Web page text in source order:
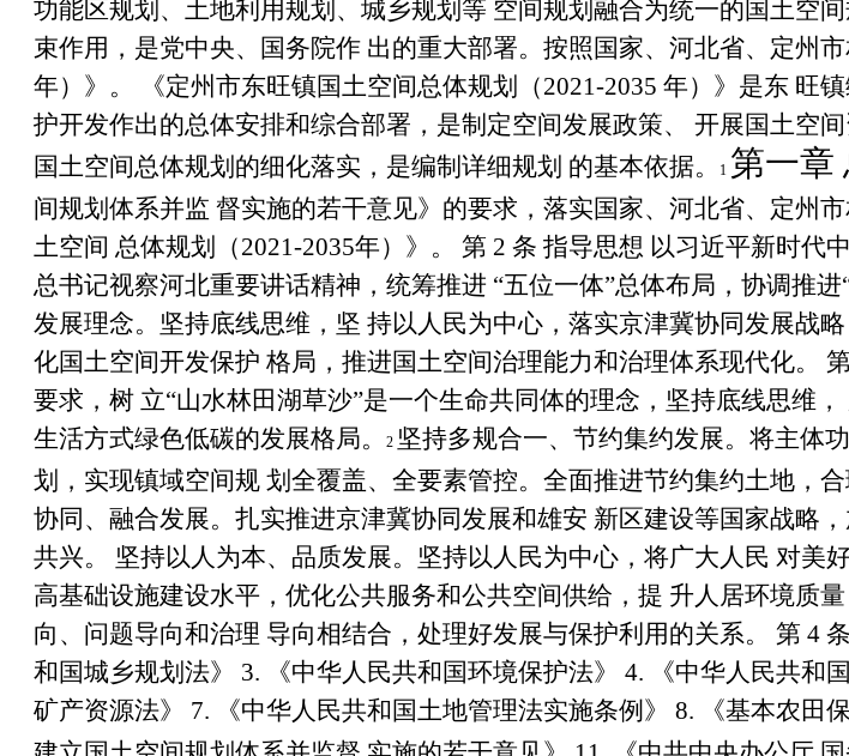
功能区规划、土地利用规划、城乡规划等 空间规划融合为统一的国土空
束作用，是党中央、国务院作 出的重大部署。按照国家、河北省、定州
年）》。 《定州市东旺镇国土空间总体规划（2021-2035 年）》是东 旺
护开发作出的总体安排和综合部署，是制定空间发展政策、 开展国土空
国土空间总体规划的细化落实，是编制详细规划 的基本依据。
1 第一章
间规划体系并监 督实施的若干意见》的要求，落实国家、河北省、定州
土空间 总体规划（2021-2035年）》。 第 2 条 指导思想 以习近平新时代
总书记视察河北重要讲话精神，统筹推进 “五位一体”总体布局，协调推进
发展理念。坚持底线思维，坚 持以人民为中心，落实京津冀协同发展战
化国土空间开发保护 格局，推进国土空间治理能力和治理体系现代化。 第
要求，树 立“山水林田湖草沙”是一个生命共同体的理念，坚持底线思维
生活方式绿色低碳的发展格局。
2 坚持多规合一、节约集约发展。将主体
划，实现镇域空间规 划全覆盖、全要素管控。全面推进节约集约土地，
协同、融合发展。扎实推进京津冀协同发展和雄安 新区建设等国家战略
共兴。 坚持以人为本、品质发展。坚持以人民为中心，将广大人民 对美
高基础设施建设水平，优化公共服务和公共空间供给，提 升人居环境质
向、问题导向和治理 导向相结合，处理好发展与保护利用的关系。 第 4
和国城乡规划法》 3. 《中华人民共和国环境保护法》 4. 《中华人民共和
矿产资源法》 7. 《中华人民共和国土地管理法实施条例》 8. 《基本农田